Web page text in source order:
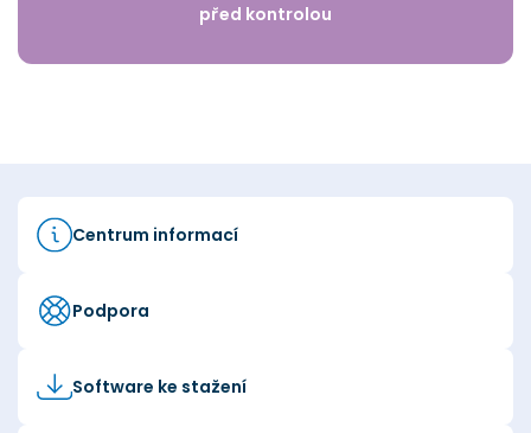
před kontrolou
Centrum informací
Podpora
Software ke stažení